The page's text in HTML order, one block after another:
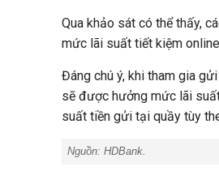
Qua khảo sát có thể thấy,
mức lãi suất tiết kiệm
Đáng chú ý, khi tham gia
sẽ được hưởng mức lãi
suất tiền gửi tại quầy tùy
Nguồn: HDBank.